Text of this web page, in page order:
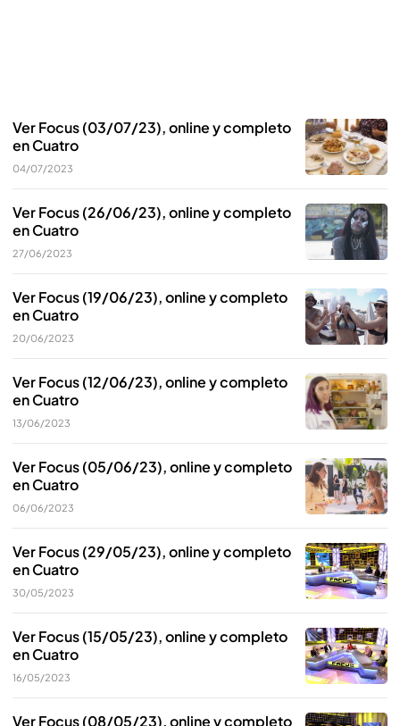
Ver Focus (03/07/23), online y completo
en Cuatro
04/07/2023
Ver Focus (26/06/23), online y completo
en Cuatro
27/06/2023
Ver Focus (19/06/23), online y completo
en Cuatro
20/06/2023
Ver Focus (12/06/23), online y completo
en Cuatro
13/06/2023
Ver Focus (05/06/23), online y completo
en Cuatro
06/06/2023
Ver Focus (29/05/23), online y completo
en Cuatro
30/05/2023
Ver Focus (15/05/23), online y completo
en Cuatro
16/05/2023
Ver Focus (08/05/23), online y completo